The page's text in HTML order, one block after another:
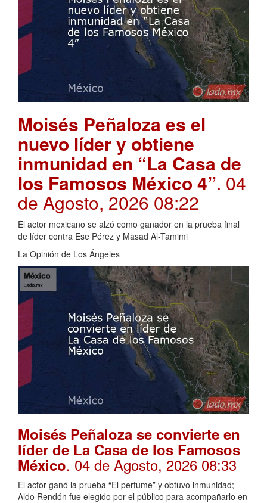
Moisés Peñaloza es el
nuevo líder y obtiene
inmunidad en “La Casa de
los Famosos México 4”. 04
de Agosto, 2026 08:22
El actor mexicano se alzó como ganador en la prueba final
de líder contra Ese Pérez y Masad Al-Tamimi
La Opinión de Los Ángeles
Moisés Peñaloza se convierte en
líder de La Casa de los Famosos
México. 04 de Agosto, 2026 08:33
El actor ganó la prueba “El perfume” y obtuvo inmunidad;
Aldo Rendón fue elegido por el público para acompañarlo en